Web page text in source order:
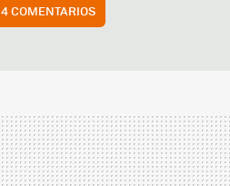
4 COMENTARIOS